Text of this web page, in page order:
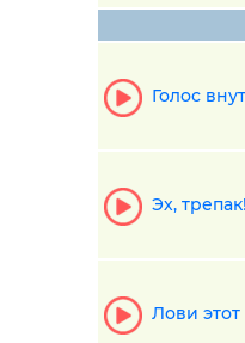
Голос
Эх, трепак!
Лови этот